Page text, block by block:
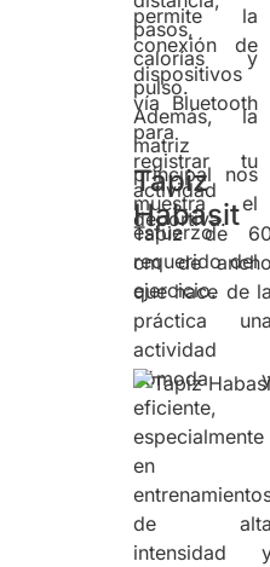
pasos,
calorías y
pulso.
Además, la
matriz
principal nos
muestra el
esfuerzo
requerido del
ejercicio.
permite la
conexión de
dispositivos
vía Bluetooth
para
registrar tu
actividad
deportiva.
Tapiz
Habasit
Tapiz de
cm de
que hace de
práctica
actividad
cómoda
eficiente,
especialmente
en
de
intensidad